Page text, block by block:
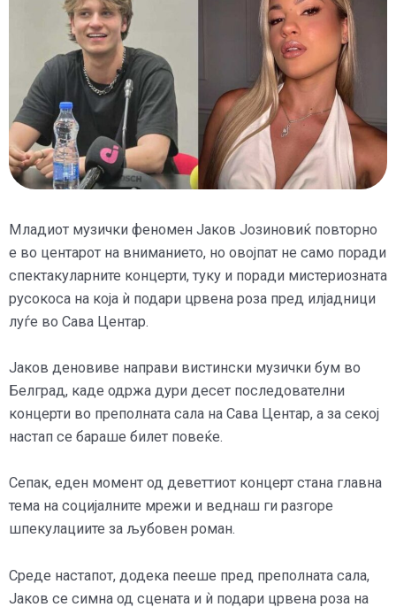
Младиот музички феномен Јаков Јозиновиќ повторно
е во центарот на вниманието, но овојпат не само поради
спектакуларните концерти, туку и поради мистериозната
русокоса на која ѝ подари црвена роза пред илјадници
луѓе во Сава Центар.
Јаков деновиве направи вистински музички бум во
Белград, каде одржа дури десет последователни
концерти во преполната сала на Сава Центар, а за секој
настап се бараше билет повеќе.
Сепак, еден момент од деветтиот концерт стана главна
тема на социјалните мрежи и веднаш ги разгоре
шпекулациите за љубовен роман.
Среде настапот, додека пееше пред преполната сала,
Јаков се симна од сцената и ѝ подари црвена роза на